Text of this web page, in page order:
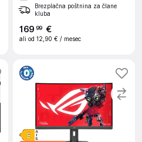
Brezplačna poštnina za člane
kluba
169 99 €
ali od 12,90 € / mesec